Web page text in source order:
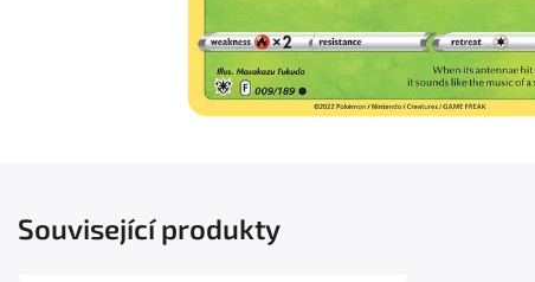
Související produkty